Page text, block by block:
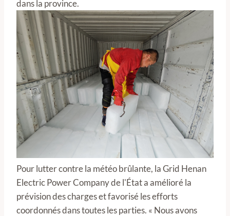
dans la province.
Pour lutter contre la météo brûlante, la Grid Henan
Electric Power Company de l'État a amélioré la
prévision des charges et favorisé les efforts
coordonnés dans toutes les parties. « Nous avons